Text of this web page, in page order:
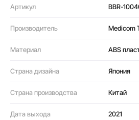
Артикул BBR-
Производитель Medicom
Материал ABS
Страна дизайна Япония
Страна производства Китай
Дата выхода 2021